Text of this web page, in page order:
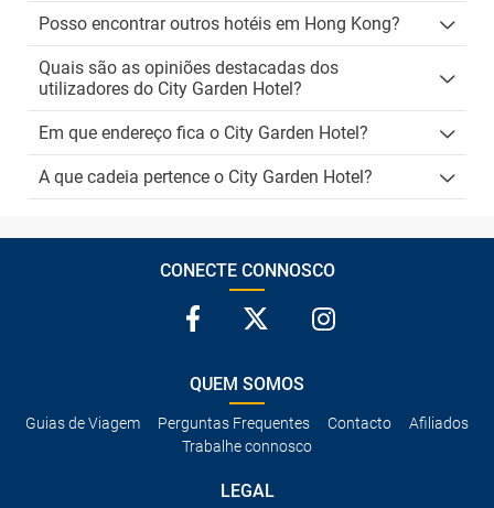
Posso encontrar outros hotéis em Hong Kong?
Quais são as opiniões destacadas dos
utilizadores do City Garden Hotel?
Em que endereço fica o City Garden Hotel?
A que cadeia pertence o City Garden Hotel?
CONECTE CONNOSCO
QUEM SOMOS
Guias de Viagem Perguntas Frequentes Contacto
Afiliados
Trabalhe connosco
LEGAL